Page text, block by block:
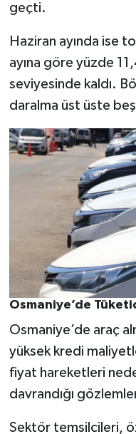
geçti.
Haziran ayında ise
ayına göre yüzde
seviyesinde kaldı.
daralma üst üste
Osmaniye’de
Osmaniye’de araç
yüksek kredi
fiyat hareketleri
davrandığı
Sektör temsilcileri,